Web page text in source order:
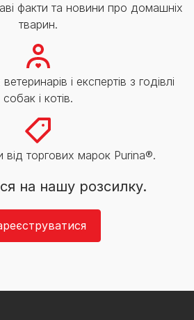
факти та новини про домашніх
тварин.
і експертів з годівлі
собак і котів.
від торгових марок Purina®.
на нашу розсилку.